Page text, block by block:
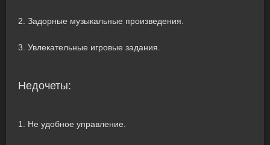
2. Задорные музыкальные произведения.
3. Увлекательные игровые задания.
Недочеты:
1. Не удобное управление.